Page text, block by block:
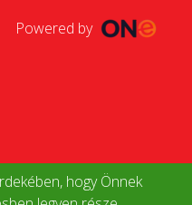
hogy Önnek
Powered by